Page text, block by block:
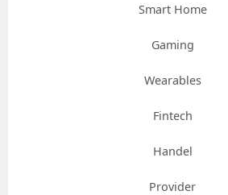
Smart Home
Gaming
Wearables
Fintech
Handel
Provider